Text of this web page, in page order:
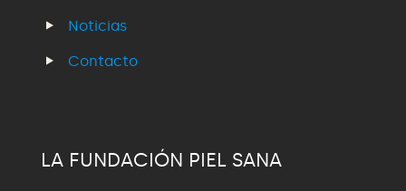
Noticias
Contacto
LA FUNDACIÓN PIEL SANA